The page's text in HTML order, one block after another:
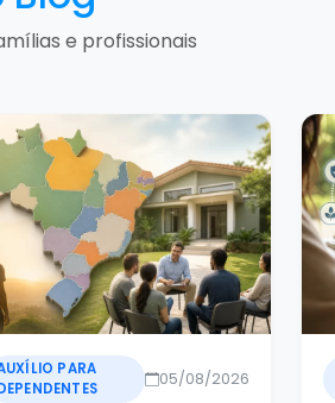
e profissionais
PARA
05/08/2026